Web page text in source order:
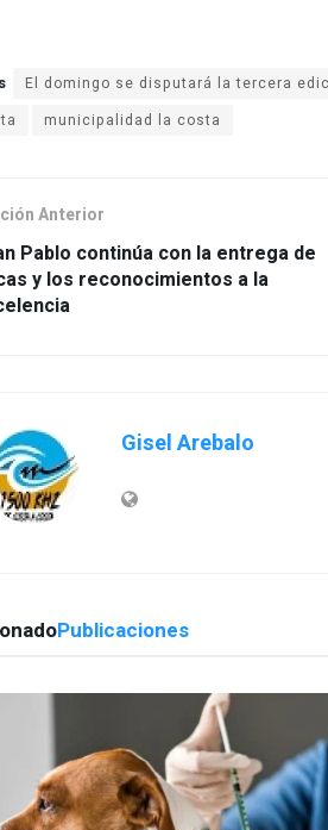
El domingo se disputará la tercera
municipalidad la costa
Anterior
Pablo continúa con la entrega de
y los reconocimientos a la
Gisel Arebalo
Publicaciones